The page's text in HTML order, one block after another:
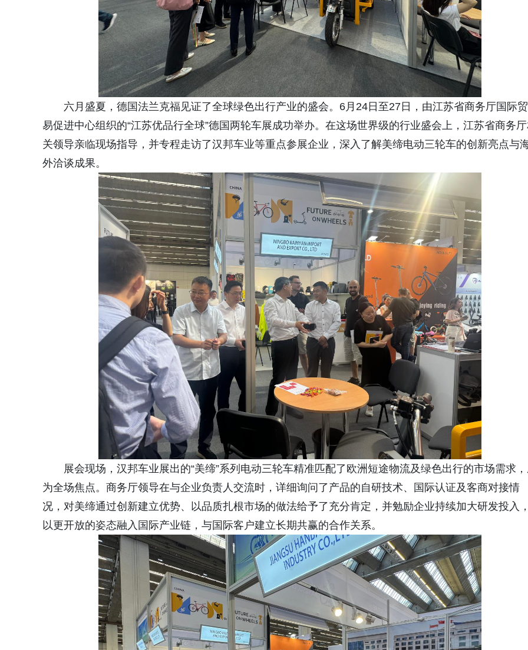
六月盛夏，德国法兰克福见证了全球绿色出行产业的盛会。6月24日至27日，由江苏省商务厅国际贸
易促进中心组织的“江苏优品行全球”德国两轮车展成功举办。在这场世界级的行业盛会上，江苏省商务厅
关领导亲临现场指导，并专程走访了汉邦车业等重点参展企业，深入了解美缔电动三轮车的创新亮点与
外洽谈成果。
展会现场，汉邦车业展出的“美缔”系列电动三轮车精准匹配了欧洲短途物流及绿色出行的市场需求
为全场焦点。商务厅领导在与企业负责人交流时，详细询问了产品的自研技术、国际认证及客商对接情
况，对美缔通过创新建立优势、以品质扎根市场的做法给予了充分肯定，并勉励企业持续加大研发投入，
以更开放的姿态融入国际产业链，与国际客户建立长期共赢的合作关系。